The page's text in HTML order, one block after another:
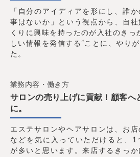
「自分のアイディアを形にし、誰
事はないか」という視点から、自
くりに興味を持ったのが入社のきっ
しい情報を発信する”ことに、やり
た。
業務内容・働き方
サロンの売り上げに貢献！顧客へ
に。
エステサロンやヘアサロンは、お
などを気に入っていただけると、1
が多いと思います。来店するきっ